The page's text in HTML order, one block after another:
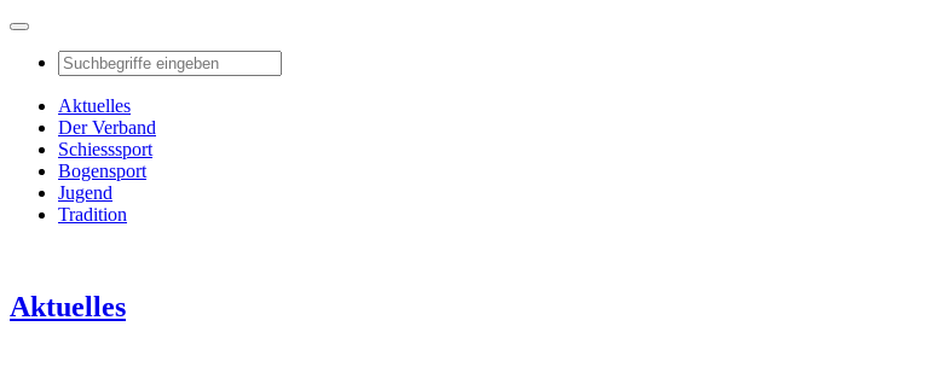
Aktuelles
Der Verband
Schiesssport
Bogensport
Jugend
Tradition
Aktuelles